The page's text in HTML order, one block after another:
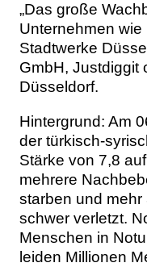
„Das große
Unternehmen
Stadtwerke
GmbH, Justdiggit
Düsseldorf.
Hintergrund: Am
der türkisch-
Stärke von 7,8
mehrere
starben und
schwer verletzt.
Menschen in
leiden Millionen